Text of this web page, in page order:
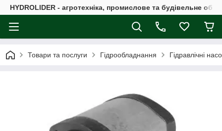
HYDROLIDER - агротехніка, промислове та будівельне
Товари та послуги Гідрообладнання Гідравлічні